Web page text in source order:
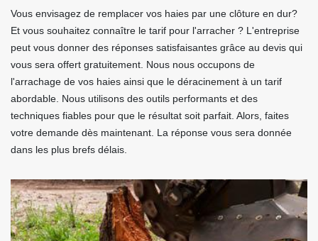
Vous envisagez de remplacer vos haies par une clôture en dur?
Et vous souhaitez connaître le tarif pour l'arracher ? L'entreprise
peut vous donner des réponses satisfaisantes grâce au devis qui
vous sera offert gratuitement. Nous nous occupons de
l'arrachage de vos haies ainsi que le déracinement à un tarif
abordable. Nous utilisons des outils performants et des
techniques fiables pour que le résultat soit parfait. Alors, faites
votre demande dès maintenant. La réponse vous sera donnée
dans les plus brefs délais.